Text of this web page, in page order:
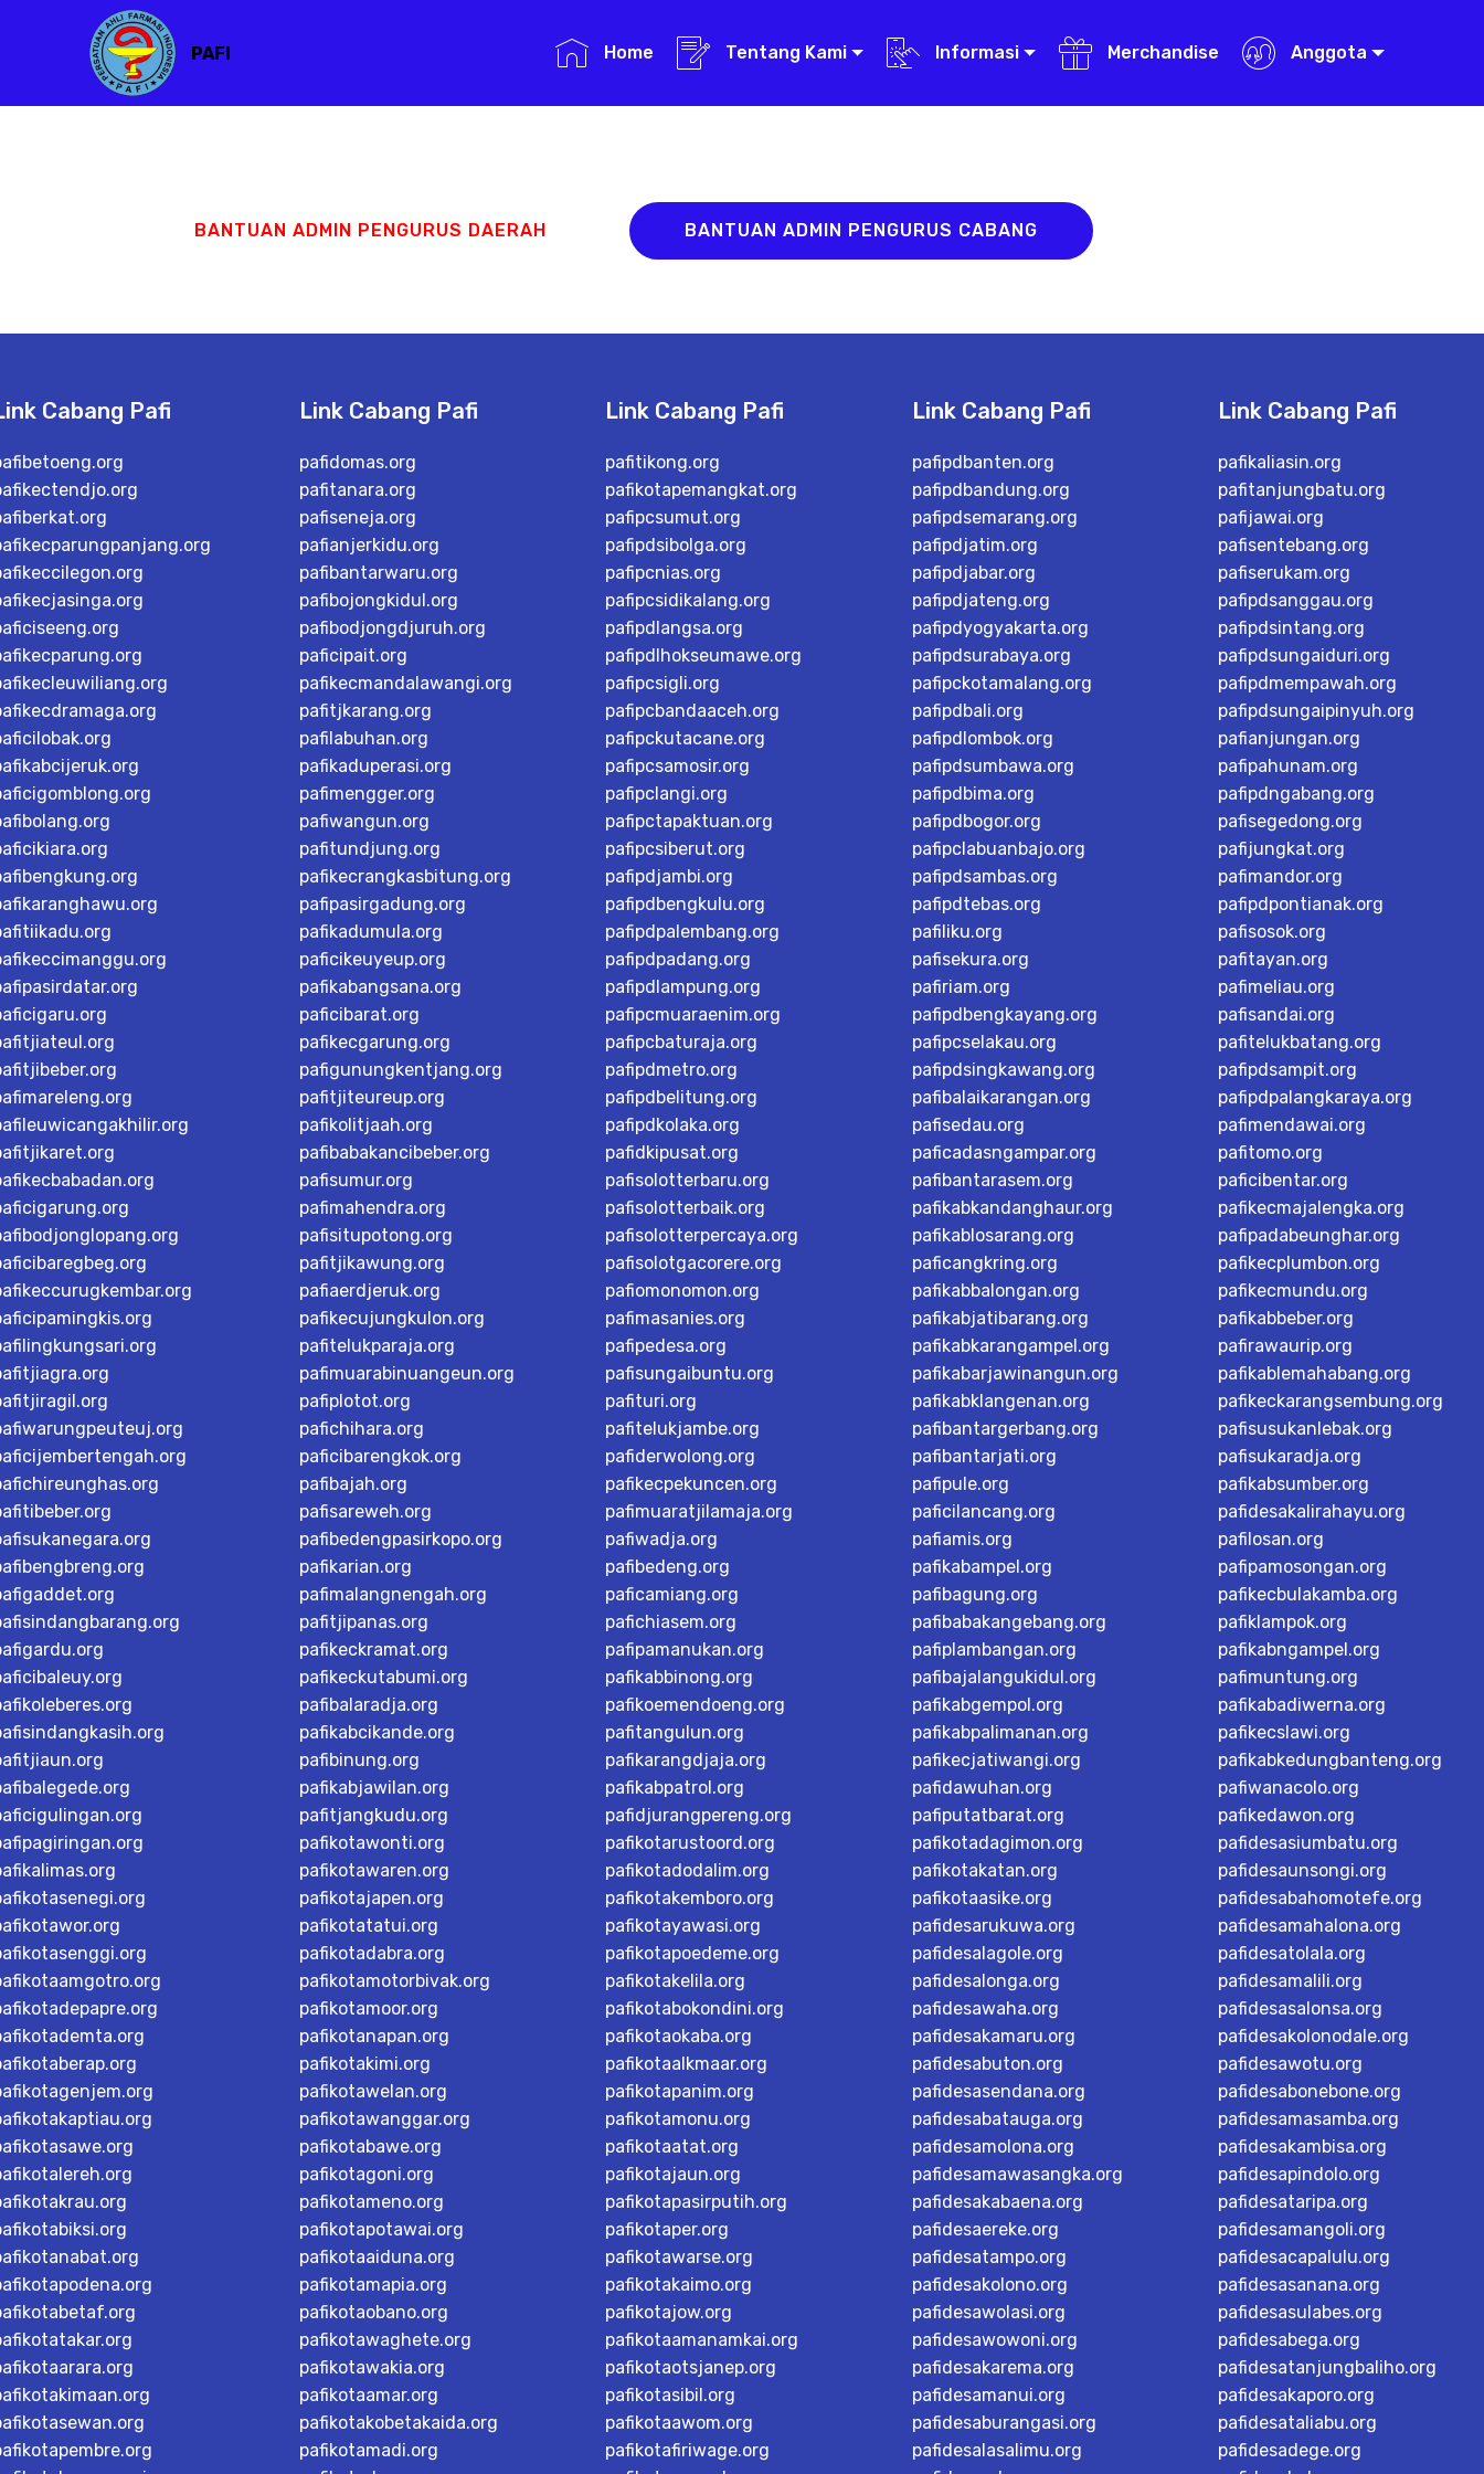
PAFI Home Tentang Kami Informasi Merchandise Anggota
BANTUAN ADMIN PENGURUS DAERAH BANTUAN ADMIN PENGURUS CABANG
Cabang Pafi Link Cabang Pafi
pafidomas.org
pafitanara.org
pafiseneja.org
pafianjerkidu.org
pafibantarwaru.org
pafibojongkidul.org
pafibodjongdjuruh.org
paficipait.org
pafikecmandalawangi.org
pafitjkarang.org
pafilabuhan.org
pafikaduperasi.org
pafimengger.org
pafiwangun.org
pafitundjung.org
pafikecrangkasbitung.org
pafipasirgadung.org
pafikadumula.org
paficikeuyeup.org
pafikabangsana.org
paficibarat.org
pafikecgarung.org
pafigunungkentjang.org
pafitjiteureup.org
pafikolitjaah.org
pafibabakancibeber.org
pafisumur.org
pafimahendra.org
pafisitupotong.org
pafitjikawung.org
pafiaerdjeruk.org
pafikecujungkulon.org
pafitelukparaja.org
pafimuarabinuangeun.org
pafiplotot.org
pafichihara.org
paficibarengkok.org
pafibajah.org
pafisareweh.org
pafibedengpasirkopo.org
pafikarian.org
pafimalangnengah.org
pafitjipanas.org
pafikeckramat.org
pafikeckutabumi.org
pafibalaradja.org
pafikabcikande.org
pafibinung.org
pafikabjawilan.org
pafitjangkudu.org
pafikotawonti.org
pafikotawaren.org
pafikotajapen.org
pafikotatatui.org
pafikotadabra.org
pafikotamotorbivak.org
pafikotamoor.org
pafikotanapan.org
pafikotakimi.org
pafikotawelan.org
pafikotawanggar.org
pafikotabawe.org
pafikotagoni.org
pafikotameno.org
pafikotapotawai.org
pafikotaaiduna.org
pafikotamapia.org
pafikotaobano.org
pafikotawaghete.org
pafikotawakia.org
pafikotaamar.org
pafikotakobetakaida.org
pafikotamadi.org
Link Cabang Pafi
pafitikong.org
pafikotapemangkat.org
pafipcsumut.org
pafipdsibolga.org
pafipcnias.org
pafipcsidikalang.org
pafipdlangsa.org
pafipdlhokseumawe.org
pafipcsigli.org
pafipcbandaaceh.org
pafipckutacane.org
pafipcsamosir.org
pafipclangi.org
pafipctapaktuan.org
pafipcsiberut.org
pafipdjambi.org
pafipdbengkulu.org
pafipdpalembang.org
pafipdpadang.org
pafipdlampung.org
pafipcmuaraenim.org
pafipcbaturaja.org
pafipdmetro.org
pafipdbelitung.org
pafipdkolaka.org
pafidkipusat.org
pafisolotterbaru.org
pafisolotterbaik.org
pafisolotterpercaya.org
pafisolotgacorere.org
pafiomonomon.org
pafimasanies.org
pafipedesa.org
pafisungaibuntu.org
pafituri.org
pafitelukjambe.org
pafiderwolong.org
pafikecpekuncen.org
pafimuaratjilamaja.org
pafiwadja.org
pafibedeng.org
paficamiang.org
pafichiasem.org
pafipamanukan.org
pafikabbinong.org
pafikoemendoeng.org
pafitangulun.org
pafikarangdjaja.org
pafikabpatrol.org
pafidjurangpereng.org
pafikotarustoord.org
pafikotadodalim.org
pafikotakemboro.org
pafikotayawasi.org
pafikotapoedeme.org
pafikotakelila.org
pafikotabokondini.org
pafikotaokaba.org
pafikotaalkmaar.org
pafikotapanim.org
pafikotamonu.org
pafikotaatat.org
pafikotajaun.org
pafikotapasirputih.org
pafikotaper.org
pafikotawarse.org
pafikotakaimo.org
pafikotajow.org
pafikotaamanamkai.org
pafikotaotsjanep.org
pafikotasibil.org
pafikotaawom.org
pafikotafiriwage.org
Link Cabang Pafi
pafipdbanten.org
pafipdbandung.org
pafipdsemarang.org
pafipdjatim.org
pafipdjabar.org
pafipdjateng.org
pafipdyogyakarta.org
pafipdsurabaya.org
pafipckotamalang.org
pafipdbali.org
pafipdlombok.org
pafipdsumbawa.org
pafipdbima.org
pafipdbogor.org
pafipclabuanbajo.org
pafipdsambas.org
pafipdtebas.org
pafiliku.org
pafisekura.org
pafiriam.org
pafipdbengkayang.org
pafipcselakau.org
pafipdsingkawang.org
pafibalaikarangan.org
pafisedau.org
paficadasngampar.org
pafibantarasem.org
pafikabkandanghaur.org
pafikablosarang.org
paficangkring.org
pafikabbalongan.org
pafikabjatibarang.org
pafikabkarangampel.org
pafikabarjawinangun.org
pafikabklangenan.org
pafibantargerbang.org
pafibantarjati.org
pafipule.org
paficilancang.org
pafiamis.org
pafikabampel.org
pafibagung.org
pafibabakangebang.org
pafiplambangan.org
pafibajalangukidul.org
pafikabgempol.org
pafikabpalimanan.org
pafikecjatiwangi.org
pafidawuhan.org
pafiputatbarat.org
pafikotadagimon.org
pafikotakatan.org
pafikotaasike.org
pafidesarukuwa.org
pafidesalagole.org
pafidesalonga.org
pafidesawaha.org
pafidesakamaru.org
pafidesabuton.org
pafidesasendana.org
pafidesabatauga.org
pafidesamolona.org
pafidesamawasangka.org
pafidesakabaena.org
pafidesaereke.org
pafidesatampo.org
pafidesakolono.org
pafidesawolasi.org
pafidesawowoni.org
pafidesakarema.org
pafidesamanui.org
pafidesaburangasi.org
pafidesalasalimu.org
Link Cabang Pafi
pafikaliasin.org
pafitanjungbatu.org
pafijawai.org
pafisentebang.org
pafiserukam.org
pafipdsanggau.org
pafipdsintang.org
pafipdsungaiduri.org
pafipdmempawah.org
pafipdsungaipinyuh.org
pafianjungan.org
pafipahunam.org
pafipdngabang.org
pafisegedong.org
pafijungkat.org
pafimandor.org
pafipdpontianak.org
pafisosok.org
pafitayan.org
pafimeliau.org
pafisandai.org
pafitelukbatang.org
pafipdsampit.org
pafipdpalangkaraya.org
pafimendawai.org
pafitomo.org
paficibentar.org
pafikecmajalengka.org
pafipadabeunghar.org
pafikecplumbon.org
pafikecmundu.org
pafikabbeber.org
pafirawaurip.org
pafikablemahabang.org
pafikeckarangsembung.org
pafisusukanlebak.org
pafisukaradja.org
pafikabsumber.org
pafidesakalirahayu.org
pafilosan.org
pafipamosongan.org
pafikecbulakamba.org
pafiklampok.org
pafikabngampel.org
pafimuntung.org
pafikabadiwerna.org
pafikecslawi.org
pafikabkedungbanteng.org
pafiwanacolo.org
pafikedawon.org
pafidesasiumbatu.org
pafidesaunsongi.org
pafidesabahomotefe.org
pafidesamahalona.org
pafidesatolala.org
pafidesamalili.org
pafidesasalonsa.org
pafidesakolonodale.org
pafidesawotu.org
pafidesabonebone.org
pafidesamasamba.org
pafidesakambisa.org
pafidesapindolo.org
pafidesataripa.org
pafidesamangoli.org
pafidesacapalulu.org
pafidesasanana.org
pafidesasulabes.org
pafidesabega.org
pafidesatanjungbaliho.org
pafidesakaporo.org
pafidesataliabu.org
pafidesadege.org